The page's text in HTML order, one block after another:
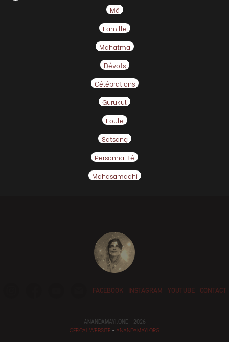
Mâ
Famille
Mahatma
Dévots
Célébrations
Gurukul
Foule
Satsang
Personnalité
Mahasamadhi
FACEBOOK INSTAGRAM YOUTUBE CONTACT
ANANDAMAYI.ONE - 2026
OFFICAL WEBSITE - ANANDAMAYI.ORG